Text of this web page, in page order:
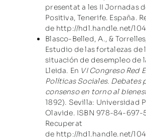
presentat a les II Jornadas
Positiva, Tenerife. España.
de http://hdl.handle.net/
Blasco-Belled, A., &
Estudio de las fortalezas de
situación de desempleo de
Lleida. En VI Congreso Red
Políticas Sociales. Debates
consenso en torno al
1892). Sevilla: Universidad
Olavide. ISBN 978-84-697-
Recuperat
de http://hdl.handle.net/